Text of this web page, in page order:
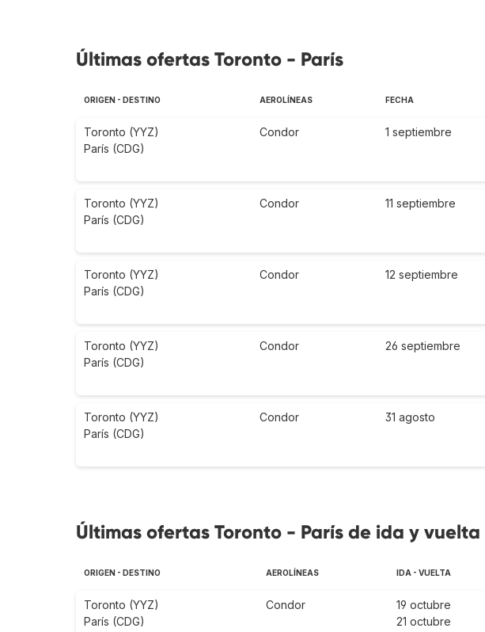
Últimas ofertas Toronto - París
ORIGEN - DESTINO AEROLÍNEAS FECHA
Toronto (YYZ)
París (CDG)
Condor 1 septiembre
Toronto (YYZ)
París (CDG)
Condor 11 septiembre
Toronto (YYZ)
París (CDG)
Condor 12 septiembre
Toronto (YYZ)
París (CDG)
Condor 26 septiembre
Toronto (YYZ)
París (CDG)
Condor 31 agosto
Últimas ofertas Toronto - París de ida y vuelta
ORIGEN - DESTINO AEROLÍNEAS IDA - VUELTA
Toronto (YYZ)
París (CDG)
Condor
19 octubre
21 octubre